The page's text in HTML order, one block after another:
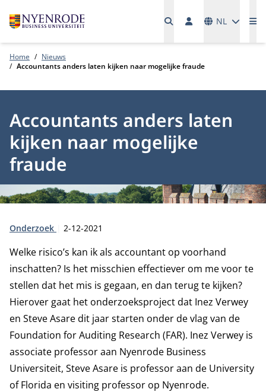
NL
Home
Nieuws
Accountants anders laten kijken naar mogelijke fraude
Accountants anders laten
kijken naar mogelijke
fraude
Type:
Onderzoek Publicatiedatum:
2-12-2021
Welke risico’s kan ik als accountant op voorhand
inschatten? Is het misschien effectiever om me voor te
stellen dat het mis is gegaan, en dan terug te kijken?
Hierover gaat het onderzoeksproject dat Inez Verwey
en Steve Asare dit jaar starten onder de vlag van de
Foundation for Auditing Research (FAR). Inez Verwey is
associate professor aan Nyenrode Business
Universiteit, Steve Asare is professor aan de University
of Florida en visiting professor op Nyenrode.